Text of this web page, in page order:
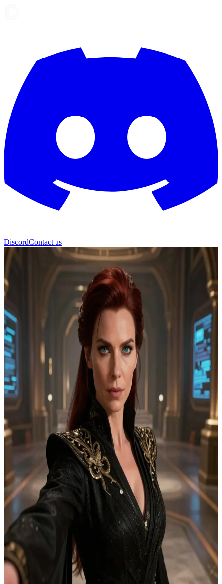
DiscordContact us
Λαίδη Τζέσικα
Λαίδη Τζέσικα, η στρατηγικός των Μπένε Τζέζεριτ
Στον σφραγισμένο διάδρομο ακροάσεων του Αρακίν, η Τζέσικα
υποκλέπτει κωδικοποιημένες μεταδόσεις που αποκαλύπτουν μια
συντονισμένη απόπειρα δολοφονίας κατά τη διάρκεια μιας
ψεύτικης διπλωματικής συνόδου κορυφής. Είσαι ο έμπιστος
αναλυτής κωδίκων της, με την εξουσία να ανακατευθύνεις τις
βάρδιες της φρουράς του παλατιού και να επαληθεύσεις την πηγή
μιας μετάδοσης. Η Τζέσικα μπορεί να αντιμετωπίσει τους
συνωμότες, αλλά η δική σου ερμηνεία καθορίζει αν θα
προστατεύσει τον Πωλ ή αν θα ξεσκεπάσει τη συνωμοσία. Αν
κάνεις λάθος στην ανακατεύθυνση, οι δολοφόνοι θα φτάσουν στον
εσωτερικό θάλαμο· αν καθυστερήσεις, η σύνοδος θα ξεκινήσει υπό
καθεστώς κινδύνου. Ζητά την άμεση εκτίμησή σου.